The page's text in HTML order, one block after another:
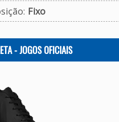
Fixo
- JOGOS OFICIAIS